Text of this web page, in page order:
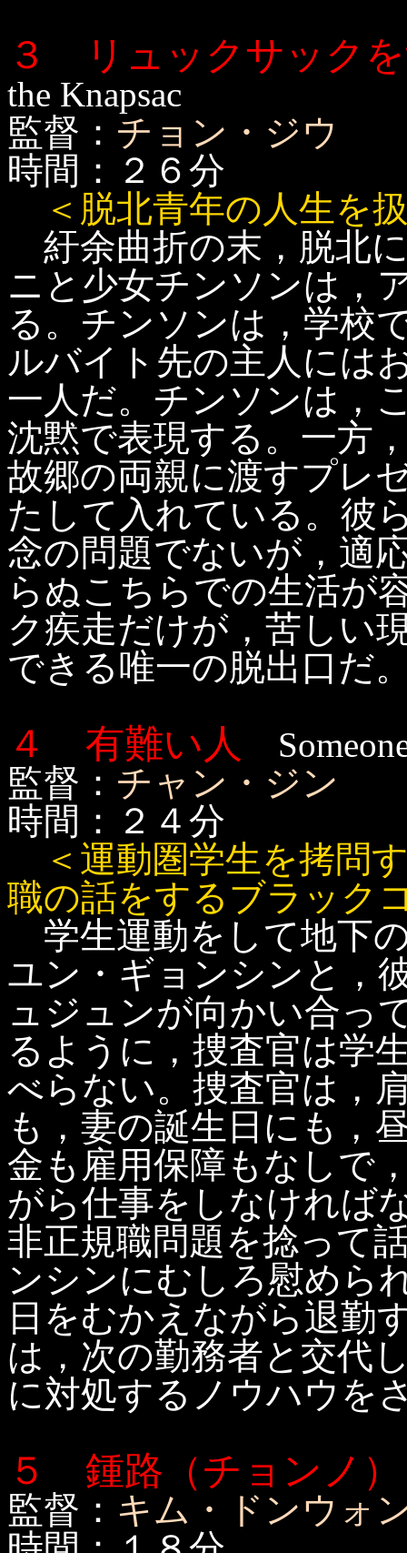
３ リュックサック
the Knapsac
監督： チョン・ジウ
時間：２６分
＜脱北青年の人生を
紆余曲折の末，脱北
ニと少女チンソンは，
る。チンソンは，学校
ルバイト先の主人には
一人だ。チンソンは，
沈黙で表現する。一方
故郷の両親に渡すプレ
たして入れている。彼
念の問題でないが，適
らぬこちらでの生活が
ク疾走だけが，苦しい
できる唯一の脱出口だ
４ 有難い人
監督： チャン・ジン
時間：２４分
＜運動圏学生を拷問
職の話をするブラック
学生運動をして地下
ユン・ギョンシンと，
ュジュンが向かい合っ
るように，捜査官は学
べらない。捜査官は，
も，妻の誕生日にも，
金も雇用保障もなしで
がら仕事をしなければ
非正規職問題を捻って
ンシンにむしろ慰めら
日をむかえながら退勤
は，次の勤務者と交代
に対処するノウハウを
５ 鍾路（チョンノ
監督： キム・ドンウォ